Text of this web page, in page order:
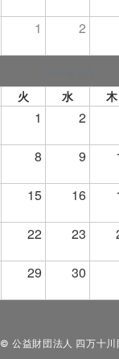
1 2
火 水 木
1 2
8 9
15 16
22 23
29 30
© 公益財団法人 四万十川